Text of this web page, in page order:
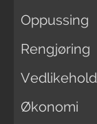
Oppussing
Rengjøring
Vedlikehold
Økonomi